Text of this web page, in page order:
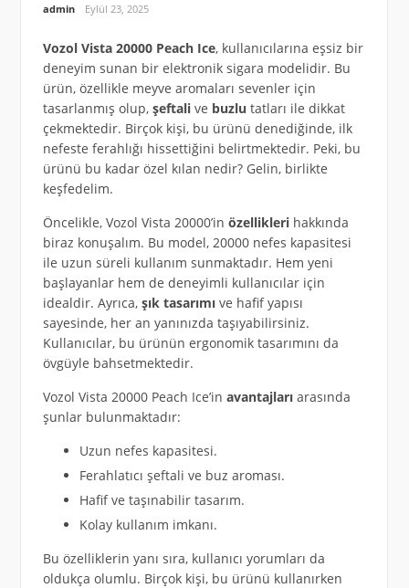
admin Eylül 23, 2025
Vozol Vista 20000 Peach Ice, kullanıcılarına eşsiz bir
deneyim sunan bir elektronik sigara modelidir. Bu
ürün, özellikle meyve aromaları sevenler için
tasarlanmış olup, şeftalive buzlu tatları ile dikkat
çekmektedir. Birçok kişi, bu ürünü denediğinde, ilk
nefeste ferahlığı hissettiğini belirtmektedir. Peki, bu
ürünü bu kadar özel kılan nedir? Gelin, birlikte
keşfedelim.
Öncelikle, Vozol Vista 20000’in özelliklerihakkında
biraz konuşalım. Bu model, 20000 nefes kapasitesi
ile uzun süreli kullanım sunmaktadır. Hem yeni
başlayanlar hem de deneyimli kullanıcılar için
idealdir. Ayrıca, şık tasarımıve hafif yapısı
sayesinde, her an yanınızda taşıyabilirsiniz.
Kullanıcılar, bu ürünün ergonomik tasarımını da
övgüyle bahsetmektedir.
Vozol Vista 20000 Peach Ice’in avantajlarıarasında
şunlar bulunmaktadır:
Uzun nefes kapasitesi.
Ferahlatıcı şeftali ve buz aroması.
Hafif ve taşınabilir tasarım.
Kolay kullanım imkanı.
Bu özelliklerin yanı sıra, kullanıcı yorumları da
oldukça olumlu. Birçok kişi, bu ürünü kullanırken